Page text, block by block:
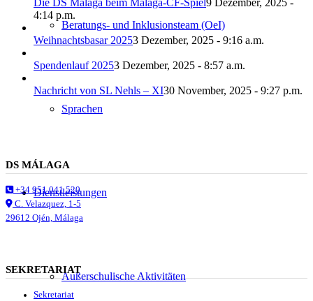
Beratungs- und Inklusionsteam (OeI)
Sprachen
Dienstleistungen
Außerschulische Aktivitäten
Die DS Málaga beim Málaga-CF-Spiel 9 Dezember, 2025 -
4:14 p.m.
Weihnachtsbasar 20253 Dezember, 2025 - 9:16 a.m.
Spendenlauf 20253 Dezember, 2025 - 8:57 a.m.
Nachricht von SL Nehls – XI30 November, 2025 - 9:27 p.m.
DS MÁLAGA
+34 951 041 520
C. Velazquez, 1-5
29612 Ojén, Málaga
SEKRETARIAT
Sekretariat